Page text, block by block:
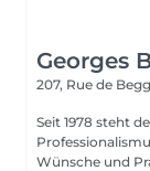
Georges
207, Rue de
Seit 1978 steht
Wünsche und